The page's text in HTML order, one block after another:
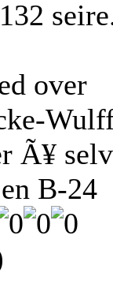
over
Ã¥ selv
B-24